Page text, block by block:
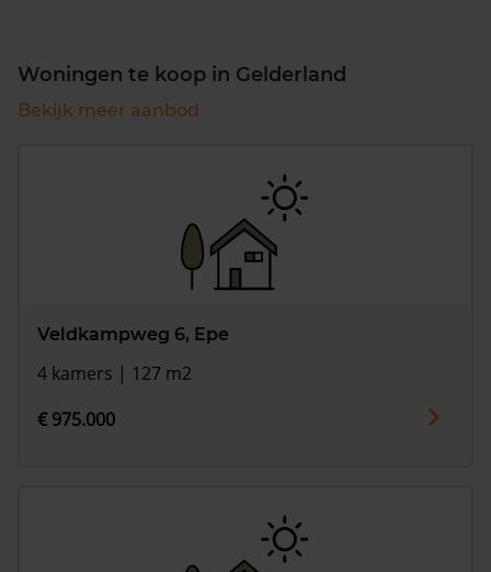
Woningen te koop in Gelderland
Bekijk meer aanbod
Veldkampweg 6, Epe
4 kamers | 127 m2
€ 975.000